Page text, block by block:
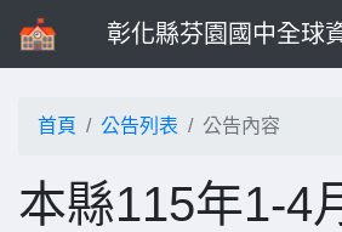
彰化縣芬園國中全球
首頁 公告列表 公告內容
本縣115年1-4